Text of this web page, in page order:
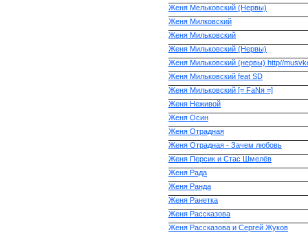
Женя Мельковский (Нервы)
Женя Милковский
Женя Мильковский
Женя Мильковский (Нервы)
Женя Мильковский (нервы) http//
Женя Мильковский feat SD
Женя Мильковский [= FaNя =]
Женя Неживой
Женя Осин
Женя Отрадная
Женя Отрадная - Зачем любовь
Женя Персик и Стас Шмелёв
Женя Рада
Женя Ранда
Женя Ранетка
Женя Рассказова
Женя Рассказова и Сергей Жуков